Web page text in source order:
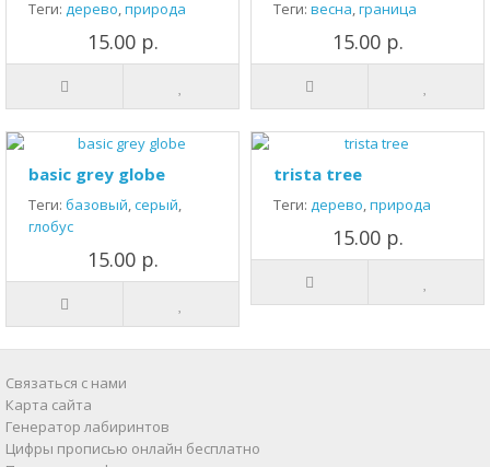
Теги: дерево,природа
15.00 р.
Теги: весна,граница
15.00 р.
basic grey globe
Теги: базовый,серый,
глобус
15.00 р.
trista tree
Теги: дерево,природа
15.00 р.
Связаться с нами
Карта сайта
Генератор лабиринтов
Цифры прописью онлайн бесплатно